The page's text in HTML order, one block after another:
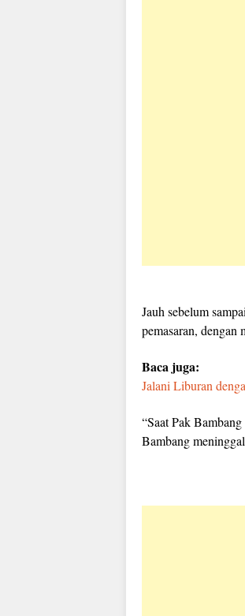
Jauh sebelum
pemasaran, dengan
Baca juga:
Jalani Liburan
“Saat Pak
Bambang